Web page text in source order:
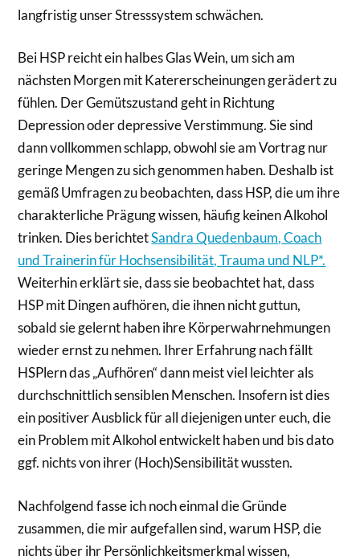
langfristig unser Stresssystem schwächen.
Bei HSP reicht ein halbes Glas Wein, um sich am
nächsten Morgen mit Katererscheinungen gerädert zu
fühlen. Der Gemütszustand geht in Richtung
Depression oder depressive Verstimmung. Sie sind
dann vollkommen schlapp, obwohl sie am Vortrag nur
geringe Mengen zu sich genommen haben. Deshalb ist
gemäß Umfragen zu beobachten, dass HSP, die um ihre
charakterliche Prägung wissen, häufig keinen Alkohol
trinken. Dies berichtetSandra Quedenbaum, Coach
und Trainerin für Hochsensibilität, Trauma und NLP*.
Weiterhin erklärt sie, dass sie beobachtet hat, dass
HSP mit Dingen aufhören, die ihnen nicht guttun,
sobald sie gelernt haben ihre Körperwahrnehmungen
wieder ernst zu nehmen. Ihrer Erfahrung nach fällt
HSPlern das „Aufhören“ dann meist viel leichter als
durchschnittlich sensiblen Menschen. Insofern ist dies
ein positiver Ausblick für all diejenigen unter euch, die
ein Problem mit Alkohol entwickelt haben und bis dato
ggf. nichts von ihrer (Hoch)Sensibilität wussten.
Nachfolgend fasse ich noch einmal die Gründe
zusammen, die mir aufgefallen sind, warum HSP, die
nichts über ihr Persönlichkeitsmerkmal wissen,